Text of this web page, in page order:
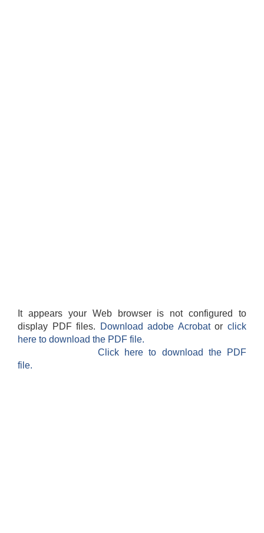
It appears your Web browser is not configured to
display PDF files.
Download adobe Acrobatorclick
here to download the PDF file.
Click here to download the PDF
file.